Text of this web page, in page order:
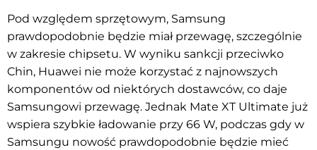
Pod względem sprzętowym, Samsung
prawdopodobnie będzie miał przewagę, szczególnie
w zakresie chipsetu. W wyniku sankcji przeciwko
Chin, Huawei nie może korzystać z najnowszych
komponentów od niektórych dostawców, co daje
Samsungowi przewagę. Jednak Mate XT Ultimate już
wspiera szybkie ładowanie przy 66 W, podczas gdy w
Samsungu nowość prawdopodobnie będzie mieć